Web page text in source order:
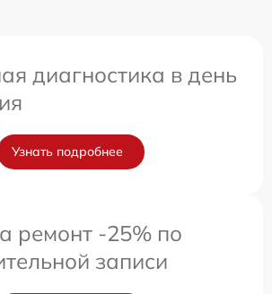
диагностика в день
Узнать подробнее
ремонт -25% по
записи